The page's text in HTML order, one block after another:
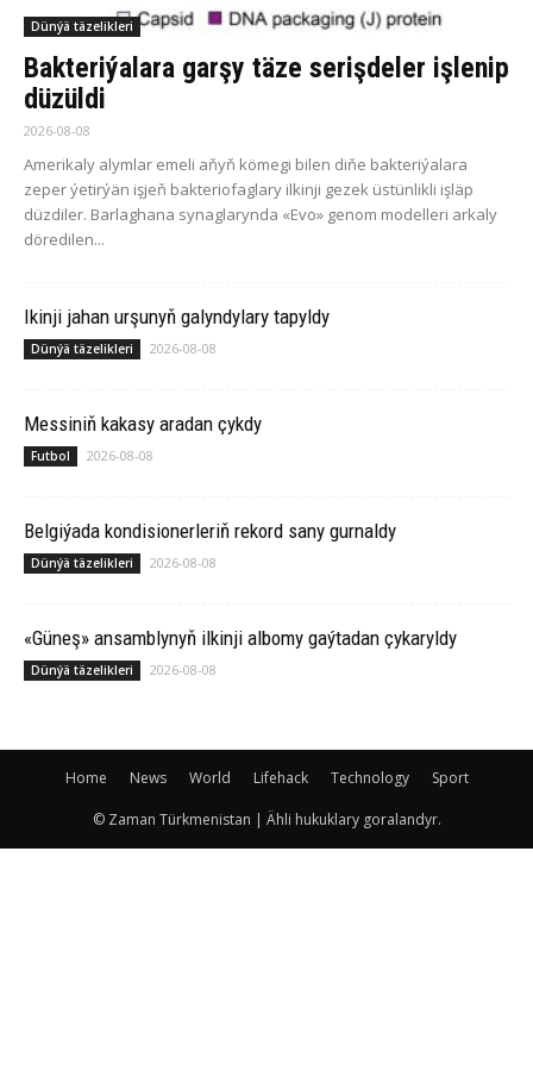
Dünýä täzelikleri
Bakteriýalara garşy täze serişdeler işlenip
düzüldi
2026-08-08
Amerikaly alymlar emeli aňyň kömegi bilen diňe bakteriýalara
zeper ýetirýän işjeň bakteriofaglary ilkinji gezek üstünlikli işläp
düzdiler. Barlaghana synaglarynda «Evo» genom modelleri arkaly
döredilen...
Ikinji jahan urşunyň galyndylary tapyldy
Dünýä täzelikleri 2026-08-08
Messiniň kakasy aradan çykdy
Futbol 2026-08-08
Belgiýada kondisionerleriň rekord sany gurnaldy
Dünýä täzelikleri 2026-08-08
«Güneş» ansamblynyň ilkinji albomy gaýtadan çykaryldy
Dünýä täzelikleri 2026-08-08
Home News World Lifehack Technology Sport
© Zaman Türkmenistan | Ähli hukuklary goralandyr.